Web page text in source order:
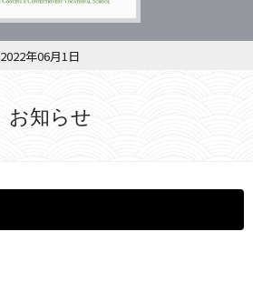
2022年06月1日
お知らせ